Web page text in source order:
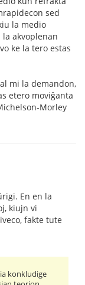
sed
la medio
akvoplenan
ke la tero estas
mi la demandon,
etero moviĝanta
Morley
En en la
kiujn vi
fakte tute
konkludige